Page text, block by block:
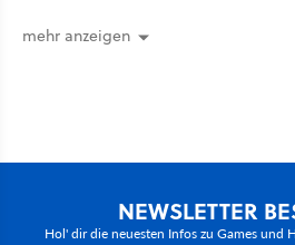
mehr anzeigen
NEWSLETTER
Hol' dir die neuesten Infos zu Games und